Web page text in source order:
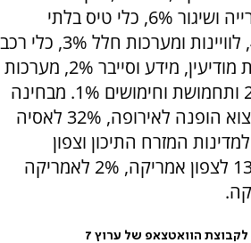
ומחשוב 7%, אמצעי ירייה ושיגור 6%, כלי טיס בלתי
מאוישים ומל"טים 4%, לוויינות ומערכות חלל 3%, כלי רכב
ונגמ"שים 2%, מערכות מודיעין, מידע וסייבר 2%, מערכות
ופלטפורמות ימיות 2% ותחמושת וחימושים 1%. מבחינה
גיאוגרפית, 36% מהייצוא הופנה לאירופה, 32% לאסיה
והאזור הפסיפי, 15% למדינות המזרח התיכון וצפון
אפריקה (MENA), 13% לצפון אמריקה, 2% לאמריקה
הוואטצאפ של ערוץ 7